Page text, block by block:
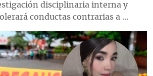
disciplinaria interna y
conductas contrarias a ...
principal